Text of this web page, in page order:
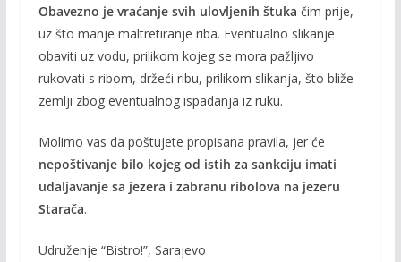
Obavezno je vraćanje svih ulovljenih štuka čim prije,
uz što manje maltretiranje riba. Eventualno slikanje
obaviti uz vodu, prilikom kojeg se mora pažljivo
rukovati s ribom, držeći ribu, prilikom slikanja, što bliže
zemlji zbog eventualnog ispadanja iz ruku.
Molimo vas da poštujete propisana pravila, jer će
nepoštivanje bilo kojeg od istih za sankciju imati
udaljavanje sa jezera i zabranu ribolova na jezeru
Starača.
Udruženje “Bistro!”, Sarajevo